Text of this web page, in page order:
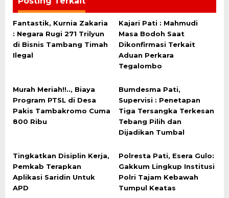
Fantastik, Kurnia Zakaria
: Negara Rugi 271 Trilyun
di Bisnis Tambang Timah
Ilegal
Kajari Pati : Mahmudi
Masa Bodoh Saat
Dikonfirmasi Terkait
Aduan Perkara
Tegalombo
Murah Meriah!!.., Biaya
Program PTSL di Desa
Pakis Tambakromo Cuma
800 Ribu
Bumdesma Pati,
Supervisi : Penetapan
Tiga Tersangka Terkesan
Tebang Pilih dan
Dijadikan Tumbal
Tingkatkan Disiplin Kerja,
Pemkab Terapkan
Aplikasi Saridin Untuk
APD
Polresta Pati, Esera Gulo:
Gakkum Lingkup Institusi
Polri Tajam Kebawah
Tumpul Keatas